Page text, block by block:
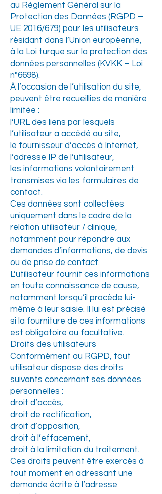
au Règlement Général sur la
Protection des Données (RGPD –
UE 2016/679) pour les utilisateurs
résidant dans l’Union européenne,
à la Loi turque sur la protection des
données personnelles (KVKK – Loi
n°6698).
À l’occasion de l’utilisation du site,
peuvent être recueillies de manière
limitée :
l’URL des liens par lesquels
l’utilisateur a accédé au site,
le fournisseur d’accès à Internet,
l’adresse IP de l’utilisateur,
les informations volontairement
transmises via les formulaires de
contact.
Ces données sont collectées
uniquement dans le cadre de la
relation utilisateur / clinique,
notamment pour répondre aux
demandes d’informations, de devis
ou de prise de contact.
L’utilisateur fournit ces informations
en toute connaissance de cause,
notamment lorsqu’il procède lui-
même à leur saisie. Il lui est précisé
si la fourniture de ces informations
est obligatoire ou facultative.
Droits des utilisateurs
Conformément au RGPD, tout
utilisateur dispose des droits
suivants concernant ses données
personnelles :
droit d’accès,
droit de rectification,
droit d’opposition,
droit à l’effacement,
droit à la limitation du traitement.
Ces droits peuvent être exercés à
tout moment en adressant une
demande écrite à l’adresse